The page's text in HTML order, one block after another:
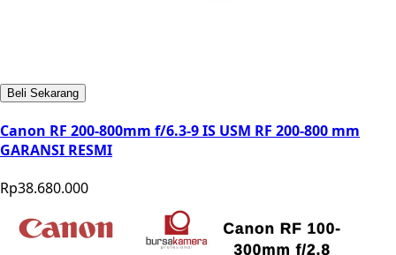
Beli Sekarang
Canon RF 200-800mm f/6.3-9 IS USM RF 200-800 mm
GARANSI RESMI
Rp38.680.000